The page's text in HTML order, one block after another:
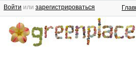
Войти или зарегистрироваться